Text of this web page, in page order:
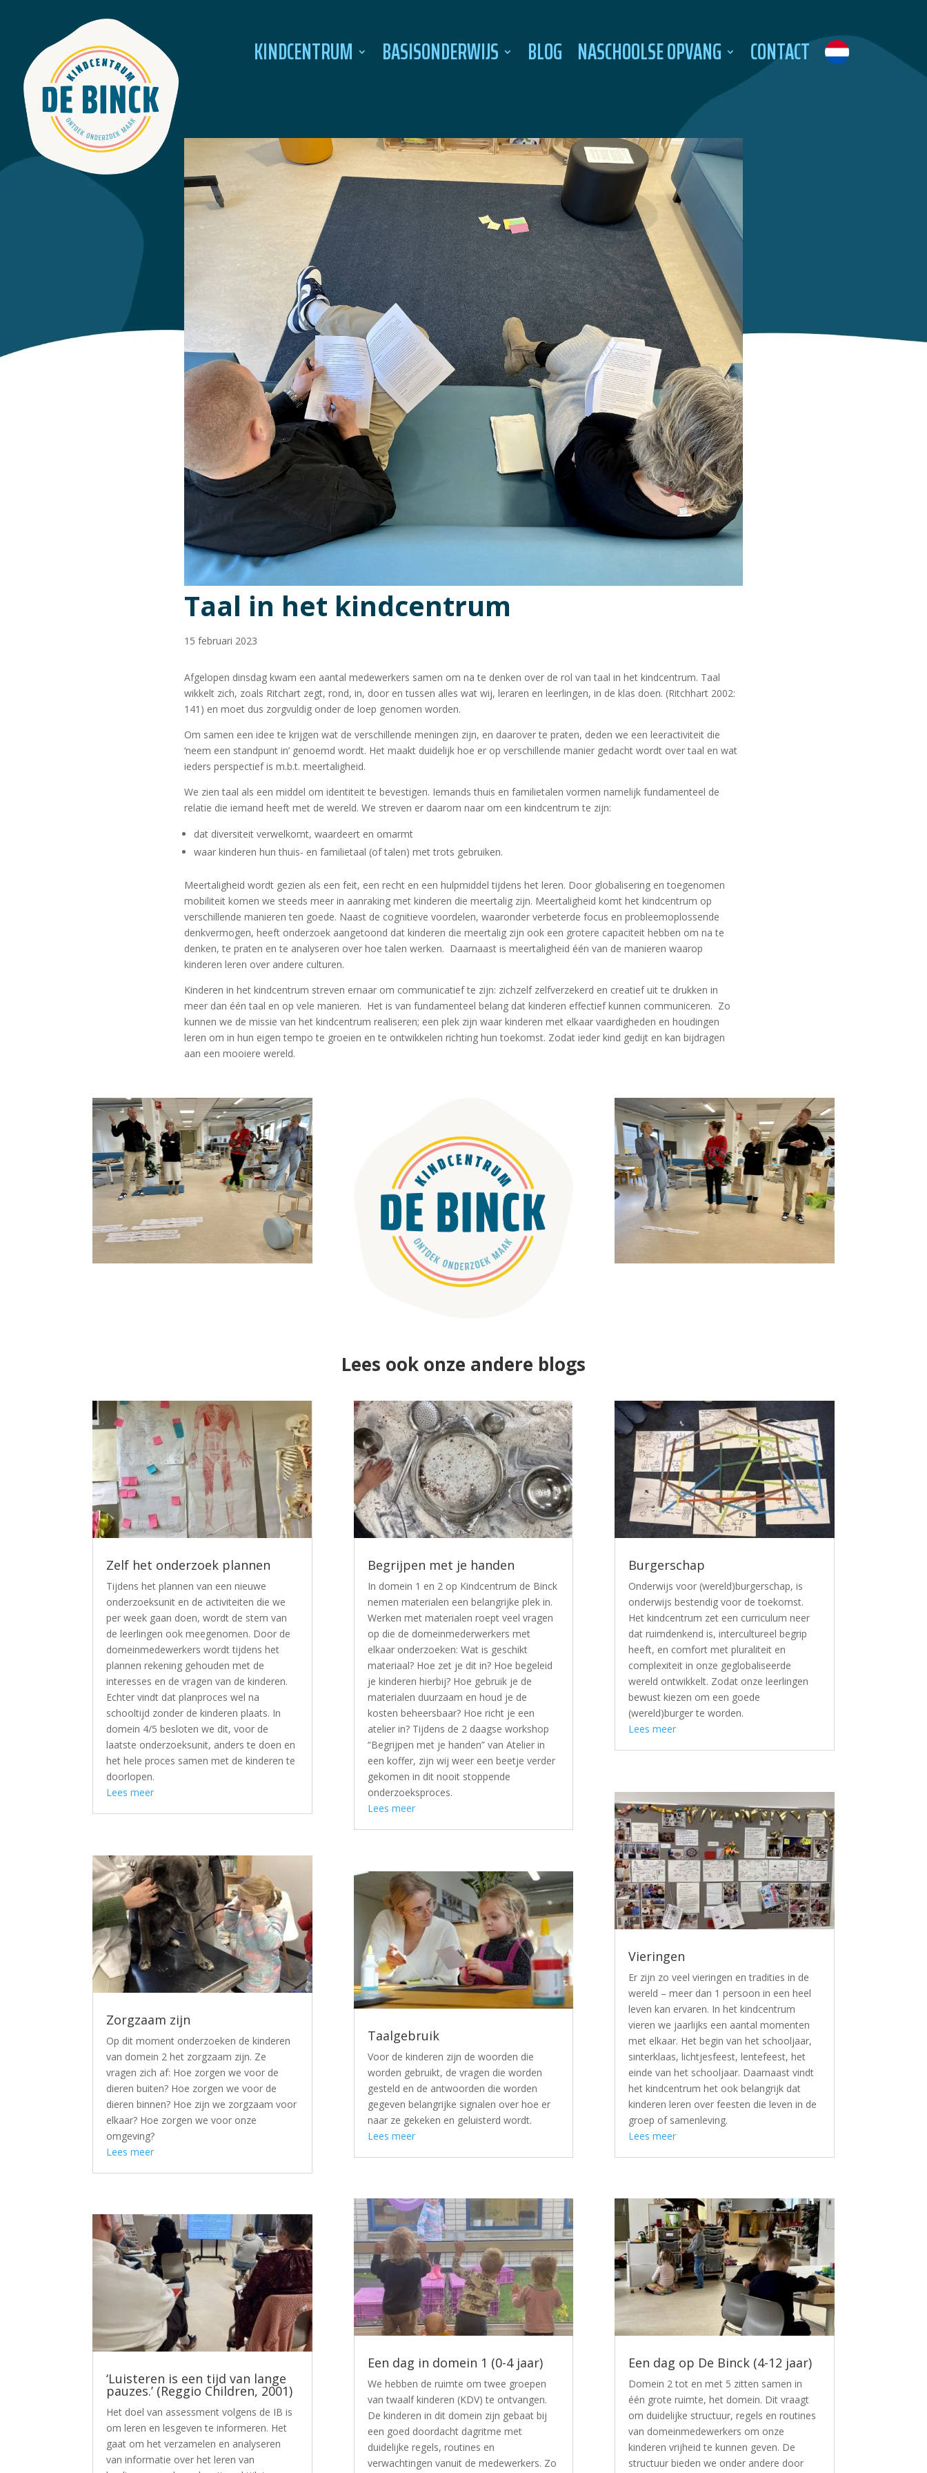
KINDCENTRUM BASISONDERWIJS BLOG NASCHOOLSE OPVANG CONTACT
Taal in het kindcentrum
15 februari 2023
Afgelopen dinsdag kwam een aantal medewerkers samen om na te denken over de rol van taal in het kindcentrum. Taal
wikkelt zich, zoals Ritchart zegt, rond, in, door en tussen alles wat wij, leraren en leerlingen, in de klas doen. (Ritchhart 2002:
141) en moet dus zorgvuldig onder de loep genomen worden.
Om samen een idee te krijgen wat de verschillende meningen zijn, en daarover te praten, deden we een leeractiviteit die
‘neem een standpunt in’ genoemd wordt. Het maakt duidelijk hoe er op verschillende manier gedacht wordt over taal en wat
ieders perspectief is m.b.t. meertaligheid.
We zien taal als een middel om identiteit te bevestigen. Iemands thuis en familietalen vormen namelijk fundamenteel de
relatie die iemand heeft met de wereld. We streven er daarom naar om een kindcentrum te zijn:
dat diversiteit verwelkomt, waardeert en omarmt
waar kinderen hun thuis- en familietaal (of talen) met trots gebruiken.
Meertaligheid wordt gezien als een feit, een recht en een hulpmiddel tijdens het leren. Door globalisering en toegenomen
mobiliteit komen we steeds meer in aanraking met kinderen die meertalig zijn. Meertaligheid komt het kindcentrum op
verschillende manieren ten goede. Naast de cognitieve voordelen, waaronder verbeterde focus en probleemoplossende
denkvermogen, heeft onderzoek aangetoond dat kinderen die meertalig zijn ook een grotere capaciteit hebben om na te
denken, te praten en te analyseren over hoe talen werken. Daarnaast is meertaligheid één van de manieren waarop
kinderen leren over andere culturen.
Kinderen in het kindcentrum streven ernaar om communicatief te zijn: zichzelf zelfverzekerd en creatief uit te drukken in
meer dan één taal en op vele manieren. Het is van fundamenteel belang dat kinderen effectief kunnen communiceren. Zo
kunnen we de missie van het kindcentrum realiseren; een plek zijn waar kinderen met elkaar vaardigheden en houdingen
leren om in hun eigen tempo te groeien en te ontwikkelen richting hun toekomst. Zodat ieder kind gedijt en kan bijdragen
aan een mooiere wereld.
Lees ook onze andere blogs
Zelf het onderzoek plannen
Tijdens het plannen van een nieuwe
onderzoeksunit en de activiteiten die we
per week gaan doen, wordt de stem van
de leerlingen ook meegenomen. Door de
domeinmedewerkers wordt tijdens het
plannen rekening gehouden met de
interesses en de vragen van de kinderen.
Echter vindt dat planproces wel na
schooltijd zonder de kinderen plaats. In
domein 4/5 besloten we dit, voor de
laatste onderzoeksunit, anders te doen en
het hele proces samen met de kinderen te
doorlopen.
Lees meer
Zorgzaam zijn
Op dit moment onderzoeken de kinderen
van domein 2 het zorgzaam zijn. Ze
vragen zich af: Hoe zorgen we voor de
dieren buiten? Hoe zorgen we voor de
dieren binnen? Hoe zijn we zorgzaam voor
elkaar? Hoe zorgen we voor onze
omgeving?
Lees meer
‘Luisteren is een tijd van lange
pauzes.’ (Reggio Children, 2001)
Het doel van assessment volgens de IB is
om leren en lesgeven te informeren. Het
gaat om het verzamelen en analyseren
van informatie over het leren van
Begrijpen met je handen
In domein 1 en 2 op Kindcentrum de Binck
nemen materialen een belangrijke plek in.
Werken met materialen roept veel vragen
op die de domeinmederwerkers met
elkaar onderzoeken: Wat is geschikt
materiaal? Hoe zet je dit in? Hoe begeleid
je kinderen hierbij? Hoe gebruik je de
materialen duurzaam en houd je de
kosten beheersbaar? Hoe richt je een
atelier in? Tijdens de 2 daagse workshop
“Begrijpen met je handen” van Atelier in
een koffer, zijn wij weer een beetje verder
gekomen in dit nooit stoppende
onderzoeksproces.
Lees meer
Taalgebruik
Voor de kinderen zijn de woorden die
worden gebruikt, de vragen die worden
gesteld en de antwoorden die worden
gegeven belangrijke signalen over hoe er
naar ze gekeken en geluisterd wordt.
Lees meer
Een dag in domein 1 (0-4 jaar)
We hebben de ruimte om twee groepen
van twaalf kinderen (KDV) te ontvangen.
De kinderen in dit domein zijn gebaat bij
een goed doordacht dagritme met
duidelijke regels, routines en
verwachtingen vanuit de medewerkers. Zo
Burgerschap
Onderwijs voor (wereld)burgerschap, is
onderwijs bestendig voor de toekomst.
Het kindcentrum zet een curriculum neer
dat ruimdenkend is, intercultureel begrip
heeft, en comfort met pluraliteit en
complexiteit in onze geglobaliseerde
wereld ontwikkelt. Zodat onze leerlingen
bewust kiezen om een goede
(wereld)burger te worden.
Lees meer
Vieringen
Er zijn zo veel vieringen en tradities in de
wereld – meer dan 1 persoon in een heel
leven kan ervaren. In het kindcentrum
vieren we jaarlijks een aantal momenten
met elkaar. Het begin van het schooljaar,
sinterklaas, lichtjesfeest, lentefeest, het
einde van het schooljaar. Daarnaast vindt
het kindcentrum het ook belangrijk dat
kinderen leren over feesten die leven in de
groep of samenleving.
Lees meer
Een dag op De Binck (4-12 jaar)
Domein 2 tot en met 5 zitten samen in
één grote ruimte, het domein. Dit vraagt
om duidelijke structuur, regels en routines
van domeinmedewerkers om onze
kinderen vrijheid te kunnen geven. De
structuur bieden we onder andere door